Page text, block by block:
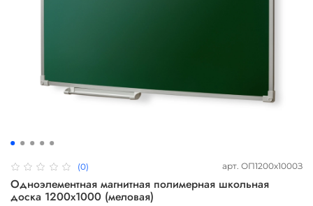
(0) арт. ОП1200х1000З
Одноэлементная магнитная полимерная школьная
доска 1200х1000 (меловая)